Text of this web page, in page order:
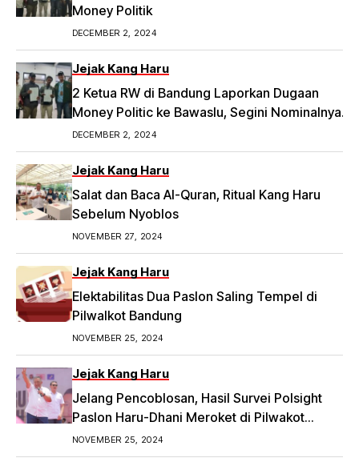
Money Politik
DECEMBER 2, 2024
Jejak Kang Haru
2 Ketua RW di Bandung Laporkan Dugaan
Money Politic ke Bawaslu, Segini Nominalnya
Artikel ini telah tayang di Tribunpriangan.com
dengan judul 2 Ketua RW di Bandung Laporkan
Dugaan Money Politic ke Bawaslu, Segini
Nominalnya,
https://priangan.tribunnews.com/2024/11/30/2-
money-politic-ke-bawaslu-segini-nominalnya.
DECEMBER 2, 2024
Jejak Kang Haru
Salat dan Baca Al-Quran, Ritual Kang Haru
Sebelum Nyoblos
NOVEMBER 27, 2024
Jejak Kang Haru
Elektabilitas Dua Paslon Saling Tempel di
Pilwalkot Bandung
NOVEMBER 25, 2024
Jejak Kang Haru
Jelang Pencoblosan, Hasil Survei Polsight
Paslon Haru-Dhani Meroket di Pilwakot
Bandung
NOVEMBER 25, 2024